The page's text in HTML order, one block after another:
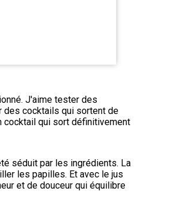
J'aime tester des
des cocktails qui sortent de
cocktail qui sort définitivement
séduit par les ingrédients. La
les papilles. Et avec le jus
et de douceur qui équilibre